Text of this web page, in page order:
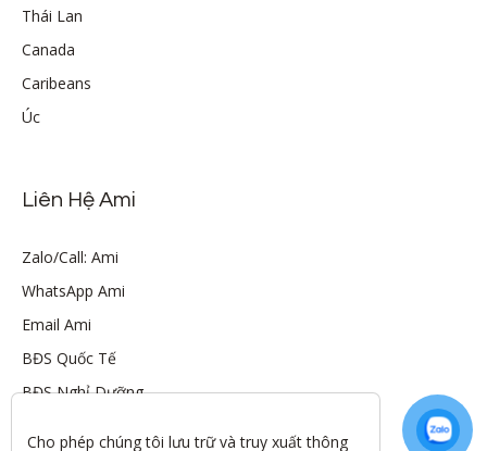
Thái Lan
Canada
Caribeans
Úc
Liên Hệ Ami
Zalo/Call: Ami
WhatsApp Ami
Email Ami
BĐS Quốc Tế
BĐS Nghỉ Dưỡng
Cho phép chúng tôi lưu trữ và truy xuất thông